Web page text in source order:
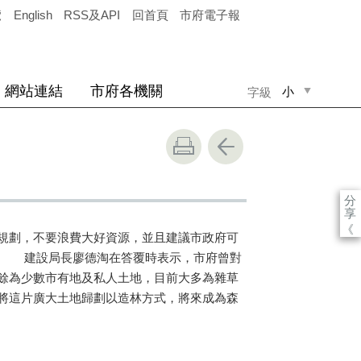
English RSS及API 回首頁 市府電子報
字級 小
網站連結 市府各機關
分
享
《
劃，不要浪費大好資源，並且建議市政府可
建設局長廖德淘在答覆時表示，市府曾對
為少數市有地及私人土地，目前大多為雜草
這片廣大土地歸劃以造林方式，將來成為森